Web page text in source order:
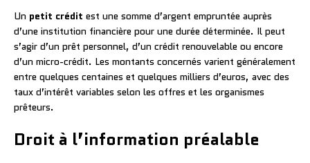
Un petit crédit est une somme d’argent empruntée auprès
d’une institution financière pour une durée déterminée. Il peut
s’agir d’un prêt personnel, d’un crédit renouvelable ou encore
d’un micro-crédit. Les montants concernés varient généralement
entre quelques centaines et quelques milliers d’euros, avec des
taux d’intérêt variables selon les offres et les organismes
prêteurs.
Droit à l’information préalable